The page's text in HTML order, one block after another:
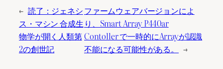
← 読了：ジェネシ
ス・マシン 合成生
物学が開く人類第
2の創世記
ファームウェアバージョンによ
り、Smart Array P440ar
Contoller で一時的にArrayが認識
不能になる可能性がある。
→